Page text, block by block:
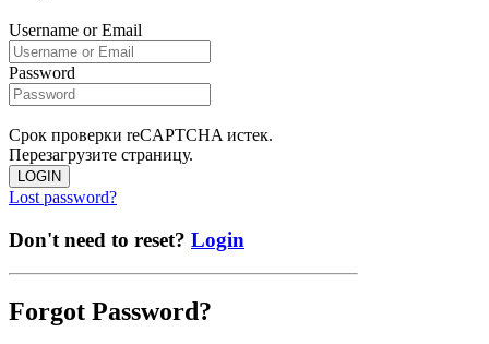
Username or Email
Password
Срок проверки reCAPTCHA истек.
Перезагрузите страницу.
LOGIN
Lost password?
Don't need to reset? Login
Forgot Password?